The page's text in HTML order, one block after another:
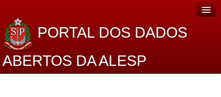
PORTAL DOS DADOS
ABERTOS DA ALESP